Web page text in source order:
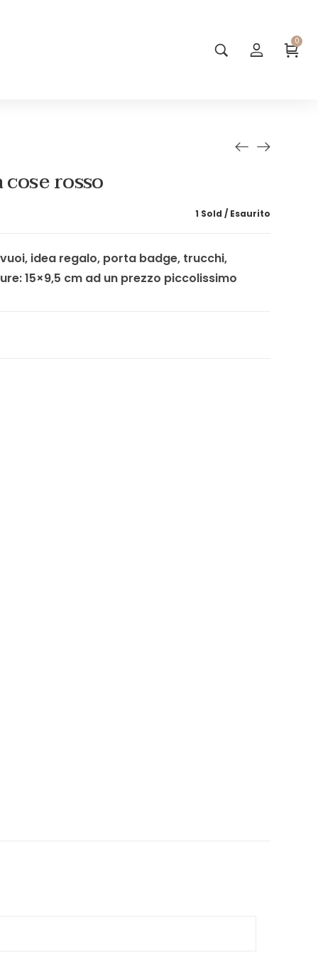
0
rosso
1 Sold Esaurito
idea regalo, porta badge, trucchi,
15×9,5 cm ad un prezzo piccolissimo